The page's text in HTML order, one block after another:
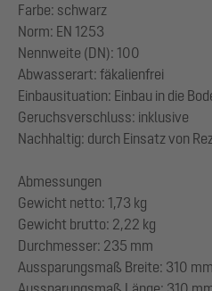
Farbe: schwarz
Norm: EN 1253
Nennweite (DN): 100
Abwasserart: fäkalienfrei
Einbausituation: Einbau in die
Geruchsverschluss: inklusive
Nachhaltig: durch Einsatz von
Abmessungen
Gewicht netto: 1,73 kg
Gewicht brutto: 2,22 kg
Durchmesser: 235 mm
Aussparungsmaß Breite: 310 mm